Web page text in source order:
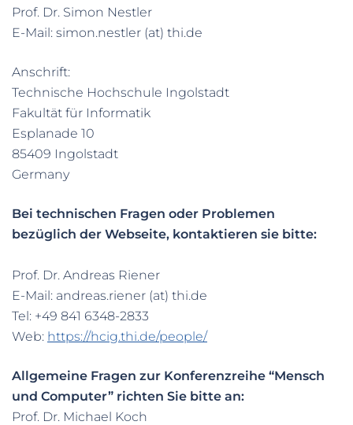
Prof. Dr. Simon Nestler
E-Mail: simon.nestler (at) thi.de
Anschrift:
Technische Hochschule Ingolstadt
Fakultät für Informatik
Esplanade 10
85409 Ingolstadt
Germany
Bei technischen Fragen oder Problemen
bezüglich der Webseite, kontaktieren sie bitte:
Prof. Dr. Andreas Riener
E-Mail: andreas.riener (at) thi.de
Tel: +49 841 6348-2833
Web: https://hcig.thi.de/people/
Allgemeine Fragen zur Konferenzreihe “Mensch
und Computer” richten Sie bitte an:
Prof. Dr. Michael Koch